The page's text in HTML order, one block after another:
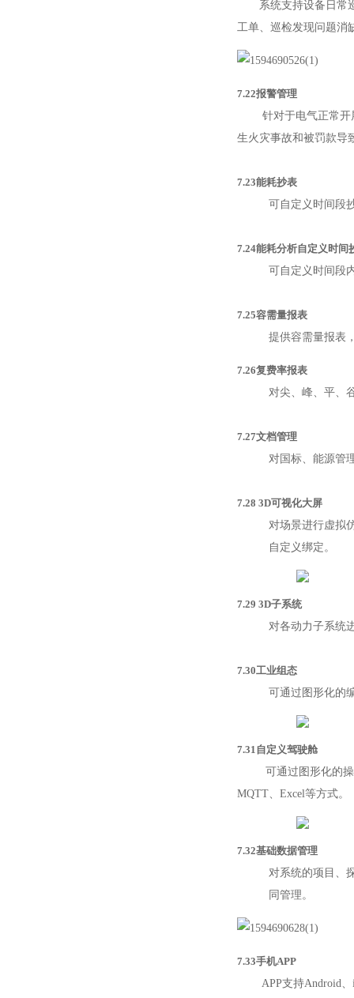
系统支持设备日常巡
工单、巡检发现问题消
7.22报警管理
针对于电气正常开展
生火灾事故和被罚款导
7.23能耗抄表
可自定义时间段
7.24能耗分析自定义时间
可自定义时间段
7.25容需量报表
提供容需量报表
7.26复费率报表
对尖、峰、平、
7.27文档管理
对国标、能源管
7.28 3D可视化大屏
对场景进行虚拟
自定义绑定。
7.29 3D子系统
对各动力子系统
7.30工业组态
可通过图形化的
7.31自定义驾驶舱
可通过图形化的操作
MQTT、Excel等方式。
7.32基础数据管理
对系统的项目、
同管理。
7.33手机APP
APP支持Android、